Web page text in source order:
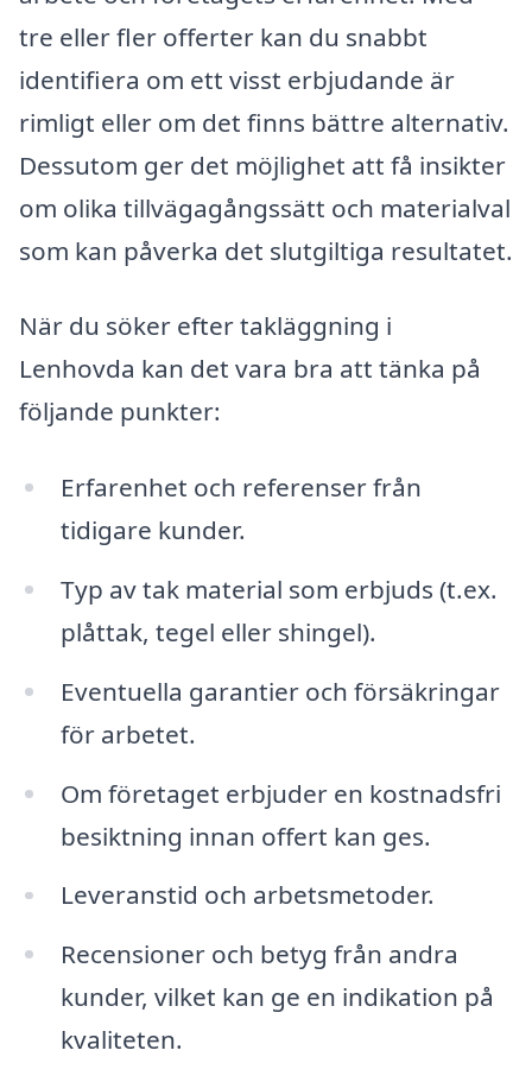
tre eller fler offerter kan du snabbt
identifiera om ett visst erbjudande är
rimligt eller om det finns bättre alternativ.
Dessutom ger det möjlighet att få insikter
om olika tillvägagångssätt och materialval
som kan påverka det slutgiltiga resultatet.
När du söker efter takläggning i
Lenhovda kan det vara bra att tänka på
följande punkter:
Erfarenhet och referenser från
tidigare kunder.
Typ av tak material som erbjuds (t.ex.
plåttak, tegel eller shingel).
Eventuella garantier och försäkringar
för arbetet.
Om företaget erbjuder en kostnadsfri
besiktning innan offert kan ges.
Leveranstid och arbetsmetoder.
Recensioner och betyg från andra
kunder, vilket kan ge en indikation på
kvaliteten.